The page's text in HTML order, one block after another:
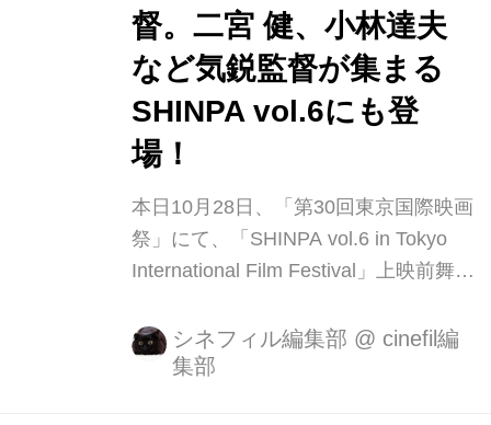
督。二宮 健、小林達夫
など気鋭監督が集まる
SHINPA vol.6にも登
場！
本日10月28日、「第30回東京国際映画
祭」にて、「SHINPA vol.6 in Tokyo
International Film Festival」上映前舞台
ルズにて行われ、今泉力哉監督を初
め、9人の監督が登壇するイベントが
シネフィル編集部 @ cinefil編
集部